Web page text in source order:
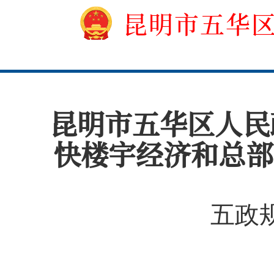
昆明市五华
昆明市五华区人
快楼宇经济和总
五政